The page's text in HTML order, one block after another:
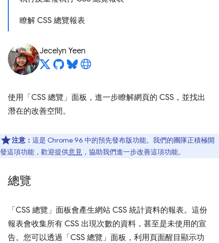
瞭解 CSS 總覽報表
Jecelyn Yeen
使用「CSS 總覽」 面板，進一步瞭解網頁的 CSS，並找出
潛在的改善空間。
注意： 這是 Chrome 96 中的預先發布版功能。我們的團隊正積極開
發這項功能，歡迎提供意見 ，協助我們進一步改善這項功能。
總覽
「CSS 總覽」 面板會產生網站 CSS 統計資料的報表。這份
報表會收集所有 CSS 出現次數的資料，甚至是未使用的宣
告。您可以透過「CSS 總覽」 面板，利用頁面醒目顯示功